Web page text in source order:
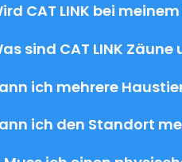
CAT LINK bei
sind CAT LINK
ich mehrere
ich den Standort